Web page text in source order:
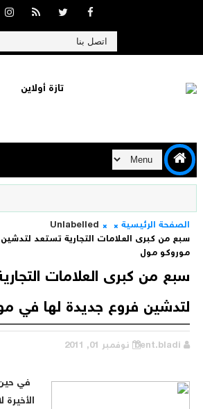
الصفحة الرئيسية
Unlabelled
سبع من كبرى العلامات التجارية تستعد
موروكو مول
سبع من كبرى العلامات
لتدشين فروع جديدة لها في
bent.bladi نوفمبر 01, 2011
في
الأخيرة